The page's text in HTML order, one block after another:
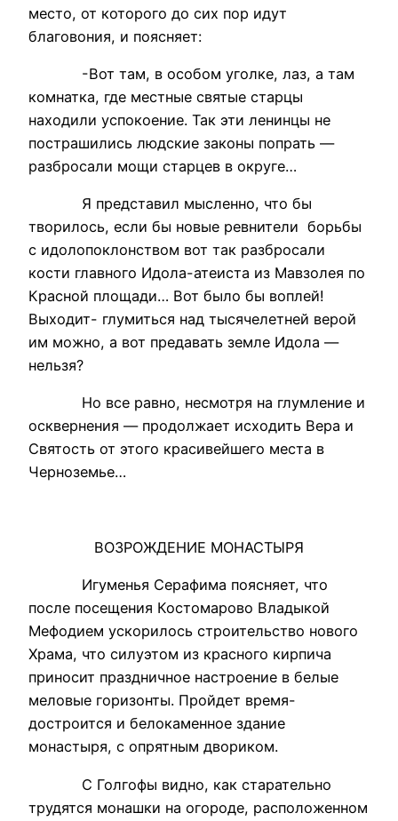
место, от которого до сих пор идут
благовония, и поясняет:
-Вот там, в особом уголке, лаз, а там
комнатка, где местные святые старцы
находили успокоение. Так эти ленинцы не
пострашились людские законы попрать —
разбросали мощи старцев в округе…
Я представил мысленно, что бы
творилось, если бы новые ревнители борьбы
с идолопоклонством вот так разбросали
кости главного Идола-атеиста из Мавзолея по
Красной площади… Вот было бы воплей!
Выходит- глумиться над тысячелетней верой
им можно, а вот предавать земле Идола —
нельзя?
Но все равно, несмотря на глумление и
осквернения — продолжает исходить Вера и
Святость от этого красивейшего места в
Черноземье…
ВОЗРОЖДЕНИЕ МОНАСТЫРЯ
Игуменья Серафима поясняет, что
после посещения Костомарово Владыкой
Мефодием ускорилось строительство нового
Храма, что силуэтом из красного кирпича
приносит праздничное настроение в белые
меловые горизонты. Пройдет время-
достроится и белокаменное здание
монастыря, с опрятным двориком.
С Голгофы видно, как старательно
трудятся монашки на огороде, расположенном